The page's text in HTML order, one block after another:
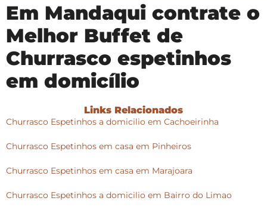
Em Mandaqui contrate o
Melhor Buffet de
Churrasco espetinhos
em domicílio
Links Relacionados
Churrasco Espetinhos a domicilio em Cachoeirinha
Churrasco Espetinhos em casa em Pinheiros
Churrasco Espetinhos em casa em Marajoara
Churrasco Espetinhos a domicilio em Bairro do Limao